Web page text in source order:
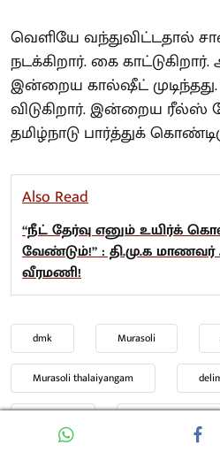
வெளியே வந்துவிட்டதால்
நடக்கிறார். கை
இன்றைய கால்ஷீட்
விடுகிறார். இன்றைய ரீல்ஸ்
தமிழ்நாடு பார்த்துக்
Also Read
“நீட் தேர்வு எனும் உயிர்க்
வேண்டும்!” : தி.மு.க
வீரமணி!
dmk Murasoli
Murasoli thalaiyangam